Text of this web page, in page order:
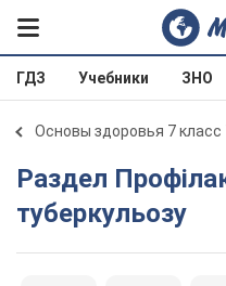
ГДЗ Учебники ЗНО
Основы здоровья 7 класс
Раздел Профілактика
туберкульозу